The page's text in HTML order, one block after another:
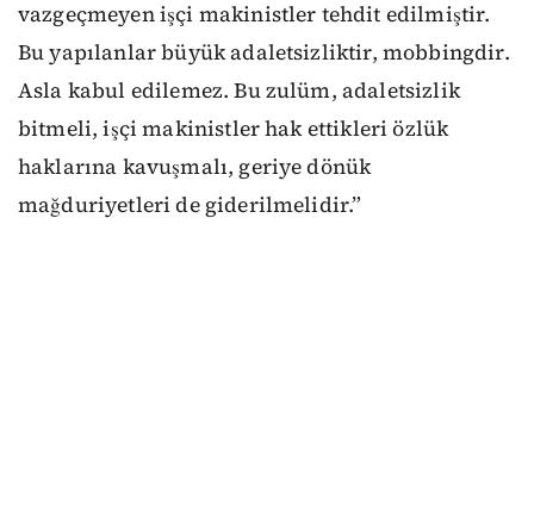
vazgeçmeyen işçi makinistler tehdit edilmiştir.
Bu yapılanlar büyük adaletsizliktir, mobbingdir.
Asla kabul edilemez. Bu zulüm, adaletsizlik
bitmeli, işçi makinistler hak ettikleri özlük
haklarına kavuşmalı, geriye dönük
mağduriyetleri de giderilmelidir.”